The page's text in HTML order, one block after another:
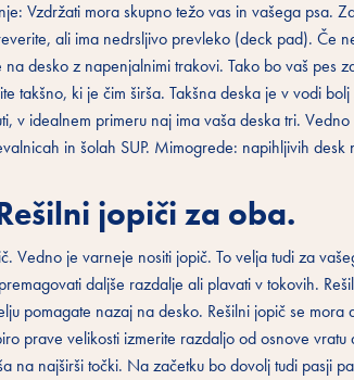
Vzdržati mora skupno težo vas in vašega psa.
ali ima nedrsljivo prevleko (deck pad). Če
desko z napenjalnimi trakovi. Tako bo vaš pes
takšno, ki je čim širša. Takšna deska je v vodi
v idealnem primeru naj ima vaša deska tri.
in šolah SUP. Mimogrede: napihljivih desk
jopiči za oba.
Vedno je varneje nositi jopič. To velja tudi za
daljše razdalje ali plavati v tokovih.
pomagate nazaj na desko. Rešilni jopič se
prave velikosti izmerite razdaljo od osnove
na najširši točki. Na začetku bo dovolj tudi pasji